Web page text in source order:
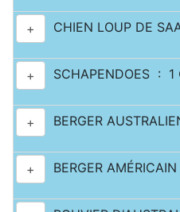
+ CHIEN LOUP DE
+ SCHAPENDOES : 1
+ BERGER
+ BERGER